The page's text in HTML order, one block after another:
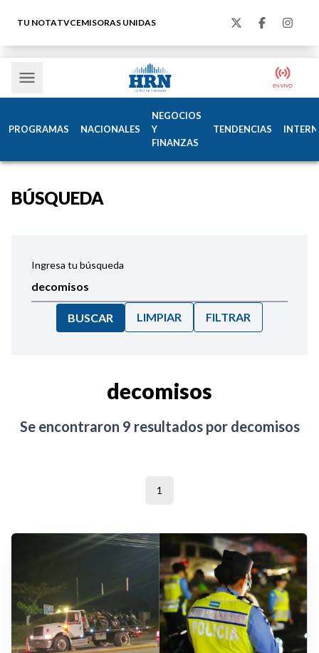
TU NOTATVCEMISORAS UNIDAS
PROGRAMAS NACIONALES
NEGOCIOS
Y
FINANZAS
TENDENCIAS
BÚSQUEDA
Ingresa tu búsqueda
BUSCAR LIMPIAR FILTRAR
decomisos
Se encontraron 9 resultados por decomisos
1